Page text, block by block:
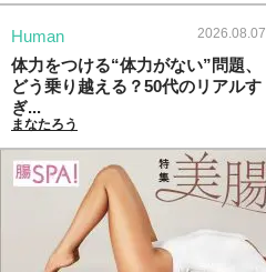
Human 2026.08.07
体力をつける“体力がない”問題、
どう乗り越える？50代のリアルす
ぎ...
まなたろう